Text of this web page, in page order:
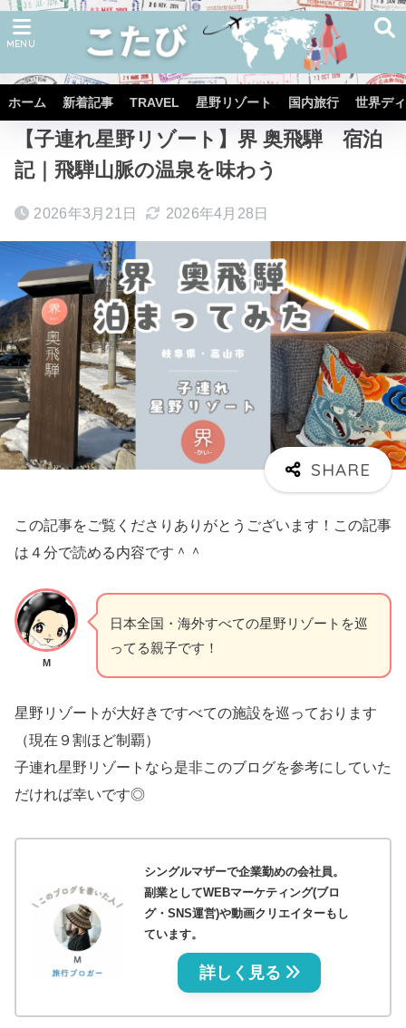
ホーム 新着記事 TRAVEL 星野リゾート 国内旅行 世界デ
ホーム 星野リゾート 界 界 奥飛騨
【子連れ星野リゾート】界 奥飛騨 宿泊
記｜飛騨山脈の温泉を味わう
2026年3月21日 2026年4月28日
この記事をご覧くださりありがとうございます！この記事
は４分で読める内容です＾＾
M
日本全国・海外すべての星野リゾートを巡
ってる親子です！
星野リゾートが大好きですべての施設を巡っております
（現在９割ほど制覇）
子連れ星野リゾートなら是非このブログを参考にしていた
だければ幸いです◎
シングルマザーで企業勤めの会社員。
副業としてWEBマーケティング(ブロ
グ・SNS運営)や動画クリエイターもし
ています。
詳しく見る